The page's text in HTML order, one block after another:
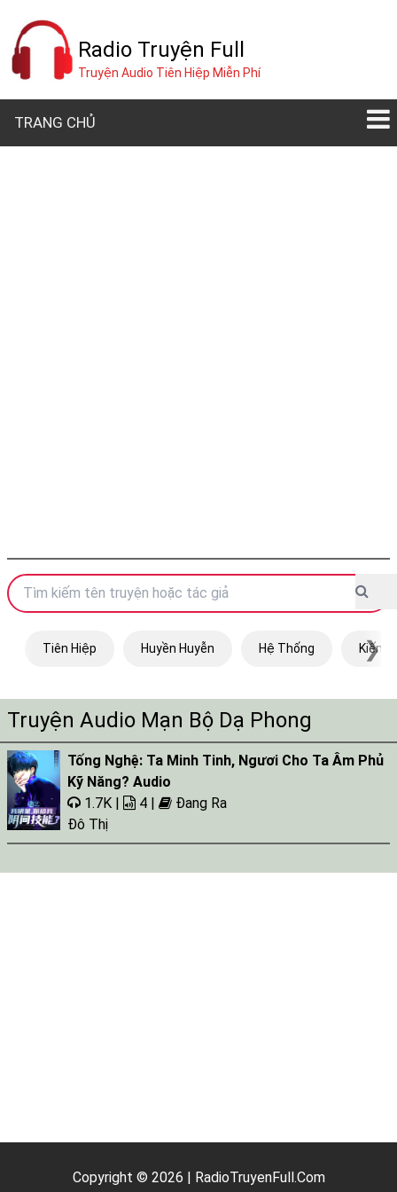
Radio Truyện Full
Truyện Audio Tiên Hiệp Miễn Phí
TRANG CHỦ
Tiên Hiệp Huyền Huyễn Hệ Thống Kiếm
❯
Truyện Audio Mạn Bộ Dạ Phong
Tống Nghệ: Ta Minh Tinh, Ngươi Cho Ta Âm Phủ
Kỹ Năng? Audio
1.7K |
4 |
Đang Ra
Đô Thị
Copyright © 2026 | RadioTruyenFull.Com